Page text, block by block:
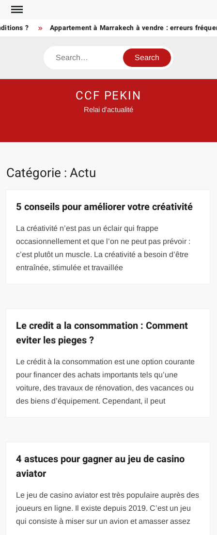
Skip
content
? Appartement à Marrakech à vendre : erreurs
Search
CCF PEKIN
Relai d'actualité
Catégorie :Actu
5 conseils pour améliorer votre créativité
La créativité n’est pas un éclair qui frappe
occasionnellement et que l’on ne peut pas prévoir :
c’est plutôt un muscle. La créativité a besoin d’être
entraînée, stimulée et travaillée
Le credit a la consommation : Comment
eviter les pieges ?
Le crédit à la consommation est une option courante
pour financer des achats importants tels qu’une
voiture, des travaux de rénovation, des vacances ou
des biens d’équipement. Cependant, il peut
4 astuces pour gagner au jeu de casino
aviator
Le jeu de casino aviator est très populaire auprès des
joueurs en ligne. Il existe depuis 2019. C’est un jeu
qui consiste à miser sur un avion et amasser assez